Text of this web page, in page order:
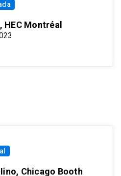
HEC Montréal
Chicago Booth